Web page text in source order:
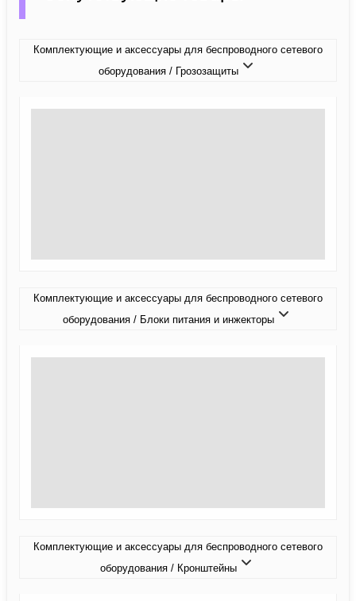
Комплектующие и аксессуары для беспроводного сетевого
оборудования / Грозозащиты
Комплектующие и аксессуары для беспроводного сетевого
оборудования / Блоки питания и инжекторы
Комплектующие и аксессуары для беспроводного сетевого
оборудования / Кронштейны